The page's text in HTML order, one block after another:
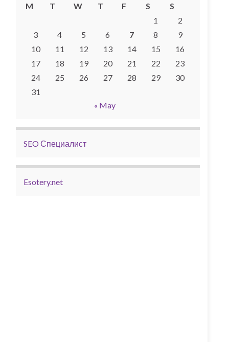
M
T W T F S
S
1
2
3
4 5 6 7 8
9
10
11 12 13 14 15
16
17
18 19 20 21 22
23
24
25 26 27 28 29
30
31
« May
SEO Специалист
Esotery.net